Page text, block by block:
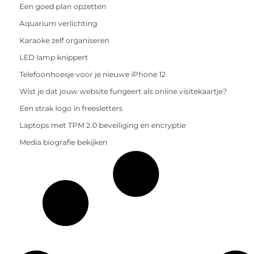
Een goed plan opzetten
Aquarium verlichting
Karaoke zelf organiseren
LED lamp knippert
Telefoonhoesje voor je nieuwe iPhone 12
Wist je dat jouw website fungeert als online visitekaartje?
Een strak logo in freesletters
Laptops met TPM 2.0 beveiliging en encryptie
Media biografie bekijken